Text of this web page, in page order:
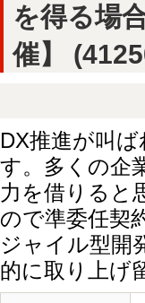
を得る場
催】
DX推進が叫
す。多くの企
力を借りると
ので準委任契
ジャイル型開
的に取り上げ